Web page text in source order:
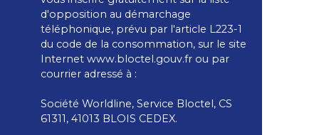
d'opposition au démarchage
téléphonique, prévu par l'article L223-1
du code de la consommation, sur le site
Internet www.bloctel.gouv.fr ou par
courrier adressé à :
Société Worldline, Service Bloctel, CS
61311, 41013 BLOIS CEDEX.